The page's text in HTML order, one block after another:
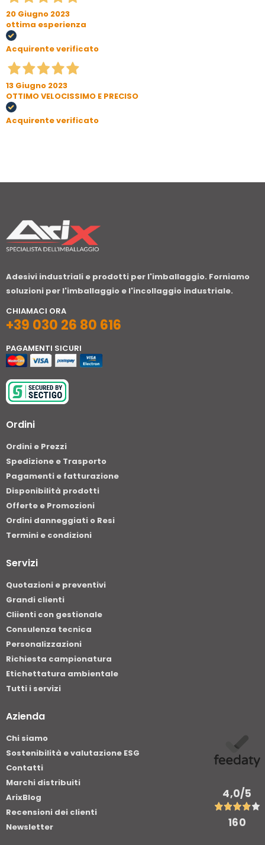
20 Giugno 2023
ottima esperienza
Acquirente verificato
13 Giugno 2023
OTTIMO VELOCISSIMO E PRECISO
Acquirente verificato
Adesivi industriali e prodotti per l'imballaggio. Forniamo
soluzioni per l'imballaggio e l'incollaggio industriale.
CHIAMACI ORA
+39 030 26 80 616
PAGAMENTI SICURI
Ordini
Ordini e Prezzi
Spedizione e Trasporto
Pagamenti e fatturazione
Disponibilità prodotti
Offerte e Promozioni
Ordini danneggiati o Resi
Termini e condizioni
Servizi
Quotazioni e preventivi
Grandi clienti
Cliienti con gestionale
Consulenza tecnica
Personalizzazioni
Richiesta campionatura
Etichettatura ambientale
Tutti i servizi
Azienda
Chi siamo
Sostenibilità e valutazione ESG
Contatti
Marchi distribuiti
ArixBlog
Recensioni dei clienti
Newsletter
4,0/5
160